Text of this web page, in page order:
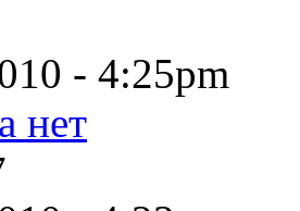
- 4:25pm
нет